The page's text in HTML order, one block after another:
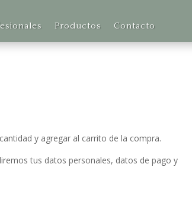
Productos Contacto
y agregar al carrito de la compra.
tus datos personales, datos de pago y